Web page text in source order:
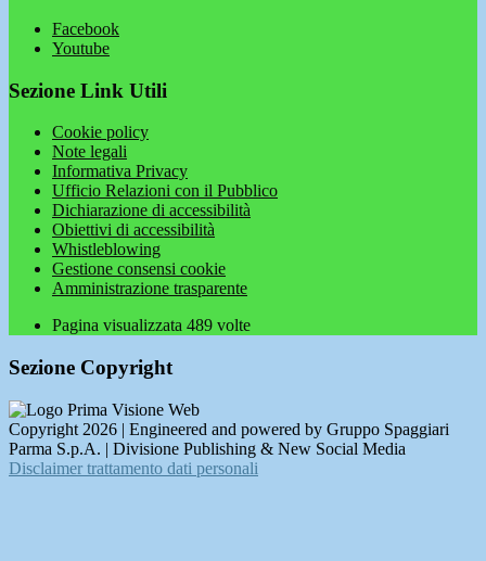
Facebook
Youtube
Sezione Link Utili
Cookie policy
Note legali
Informativa Privacy
Ufficio Relazioni con il Pubblico
Dichiarazione di accessibilità
Obiettivi di accessibilità
Whistleblowing
Gestione consensi cookie
Amministrazione trasparente
Pagina visualizzata 489 volte
Sezione Copyright
Copyright 2026 | Engineered and powered by Gruppo Spaggiari
Parma S.p.A. | Divisione Publishing & New Social Media
Disclaimer trattamento dati personali